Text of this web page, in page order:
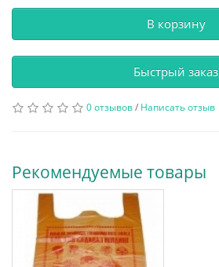
В корзину
Быстрый заказ
0 отзывов/ Написать отзыв
Рекомендуемые товары